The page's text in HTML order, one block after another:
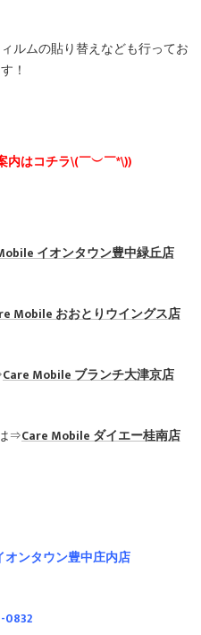
ルムの貼り替えなども行ってお
！
内はコチラ\(￣︶￣*\))
イオンタウン豊中緑丘店
Mobileおおとりウイングス店
Care Mobile ブランチ大津京店
⇒Care Mobileダイエー桂南店
ンタウン豊中庄内店
0832